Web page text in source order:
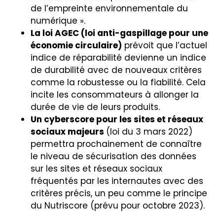
de l’empreinte environnementale du
numérique ».
La loi AGEC (loi anti-gaspillage pour une
économie circulaire) prévoit que l’actuel
indice de réparabilité devienne un indice
de durabilité avec de nouveaux critères
comme la robustesse ou la fiabilité. Cela
incite les consommateurs à allonger la
durée de vie de leurs produits.
Un cyberscore pour les sites et réseaux
sociaux majeurs (loi du 3 mars 2022)
permettra prochainement de connaître
le niveau de sécurisation des données
sur les sites et réseaux sociaux
fréquentés par les internautes avec des
critères précis, un peu comme le principe
du Nutriscore (prévu pour octobre 2023).